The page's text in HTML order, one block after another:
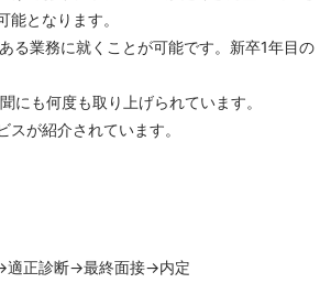
となります。
る業務に就くことが可能です。新卒1年目の
にも何度も取り上げられています。
が紹介されています。
適正診断→最終面接→内定